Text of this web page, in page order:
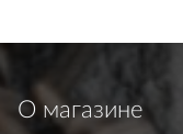
О магазине